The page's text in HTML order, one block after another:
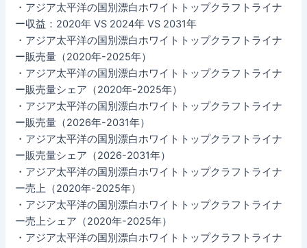
・アジア太平洋の国別漂白ホワイトトップクラフトライナ
ー収益：2020年 VS 2024年 VS 2031年
・アジア太平洋の国別漂白ホワイトトップクラフトライナ
ー販売量（2020年-2025年）
・アジア太平洋の国別漂白ホワイトトップクラフトライナ
ー販売量シェア（2020年-2025年）
・アジア太平洋の国別漂白ホワイトトップクラフトライナ
ー販売量（2026年-2031年）
・アジア太平洋の国別漂白ホワイトトップクラフトライナ
ー販売量シェア（2026-2031年）
・アジア太平洋の国別漂白ホワイトトップクラフトライナ
ー売上（2020年-2025年）
・アジア太平洋の国別漂白ホワイトトップクラフトライナ
ー売上シェア（2020年-2025年）
・アジア太平洋の国別漂白ホワイトトップクラフトライナ